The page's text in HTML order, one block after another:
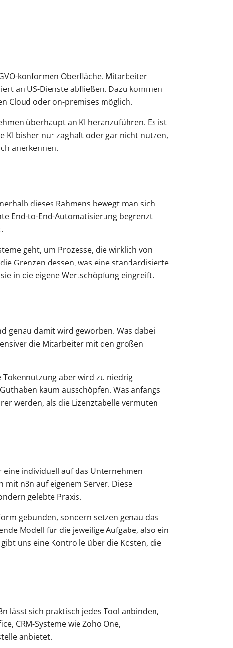
konformen Oberfläche. Mitarbeiter
an US-Dienste abfließen. Dazu kommen
Cloud oder on-premises möglich.
überhaupt an KI heranzuführen. Es ist
KI bisher nur zaghaft oder gar nicht nutzen,
anerkennen.
dieses Rahmens bewegt man sich.
End-to-End-Automatisierung begrenzt
geht, um Prozesse, die wirklich von
Grenzen dessen, was eine standardisierte
in die eigene Wertschöpfung eingreift.
genau damit wird geworben. Was dabei
die Mitarbeiter mit den großen
Tokennutzung aber wird zu niedrig
kaum ausschöpfen. Was anfangs
werden, als die Lizenztabelle vermuten
individuell auf das Unternehmen
mit n8n auf eigenem Server. Diese
gelebte Praxis.
gebunden, sondern setzen genau das
Modell für die jeweilige Aufgabe, also ein
uns eine Kontrolle über die Kosten, die
lässt sich praktisch jedes Tool anbinden,
CRM-Systeme wie Zoho One,
anbietet.